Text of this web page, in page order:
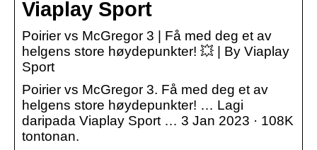
Viaplay Sport
Poirier vs McGregor 3 | Få med deg et av
helgens store høydepunkter! 💥 | By Viaplay
Sport
Poirier vs McGregor 3. Få med deg et av
helgens store høydepunkter! … Lagi
daripada Viaplay Sport … 3 Jan 2023 · 108K
tontonan.